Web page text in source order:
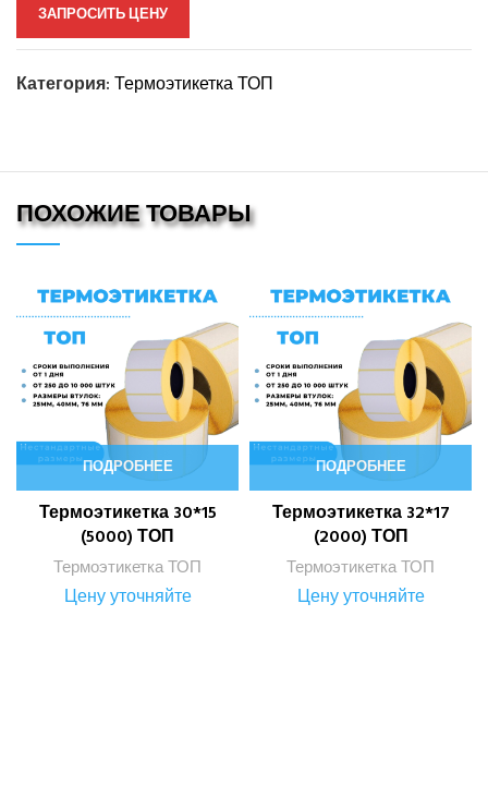
ЗАПРОСИТЬ ЦЕНУ
Категория:Термоэтикетка ТОП
ПОХОЖИЕ ТОВАРЫ
ПОДРОБНЕЕ
Термоэтикетка 30*15
(5000) ТОП
Термоэтикетка ТОП
Цену уточняйте
ПОДРОБНЕЕ
Термоэтикетка 32*17
(2000) ТОП
Термоэтикетка ТОП
Цену уточняйте